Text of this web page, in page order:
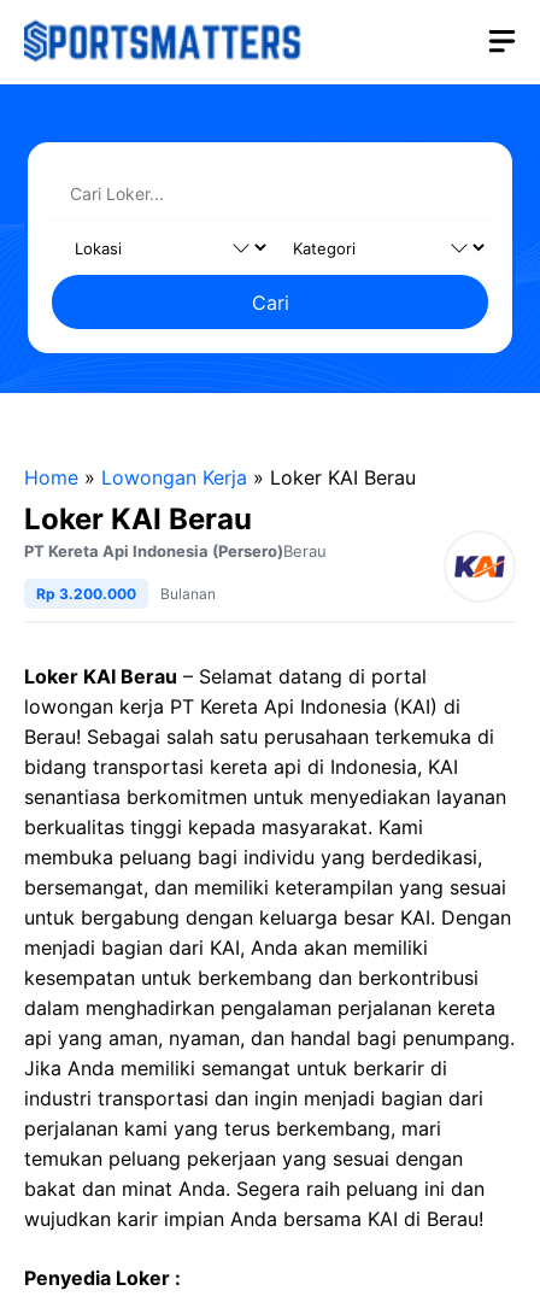
Langsung
Cari
Home » Lowongan Kerja » Loker KAI Berau
Loker KAI Berau
PT Kereta Api Indonesia (Persero)Berau
Rp 3.200.000 Bulanan
Loker KAI Berau – Selamat datang di portal
lowongan kerja PT Kereta Api Indonesia (KAI) di
Berau! Sebagai salah satu perusahaan terkemuka di
bidang transportasi kereta api di Indonesia, KAI
senantiasa berkomitmen untuk menyediakan layanan
berkualitas tinggi kepada masyarakat. Kami
membuka peluang bagi individu yang berdedikasi,
bersemangat, dan memiliki keterampilan yang sesuai
untuk bergabung dengan keluarga besar KAI. Dengan
menjadi bagian dari KAI, Anda akan memiliki
kesempatan untuk berkembang dan berkontribusi
dalam menghadirkan pengalaman perjalanan kereta
api yang aman, nyaman, dan handal bagi penumpang.
Jika Anda memiliki semangat untuk berkarir di
industri transportasi dan ingin menjadi bagian dari
perjalanan kami yang terus berkembang, mari
temukan peluang pekerjaan yang sesuai dengan
bakat dan minat Anda. Segera raih peluang ini dan
wujudkan karir impian Anda bersama KAI di Berau!
Penyedia Loker :